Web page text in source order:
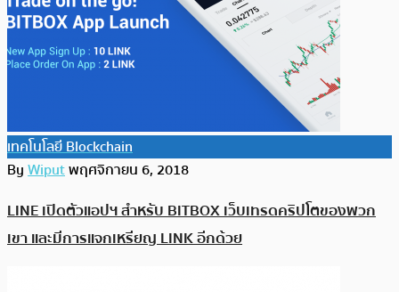
เทคโนโลยี Blockchain
ByWiputพฤศจิกายน 6, 2018
LINE เปิดตัวแอปฯ สำหรับ BITBOX เว็บเทรดคริปโตของพวก
เขา และมีการแจกเหรียญ LINK อีกด้วย